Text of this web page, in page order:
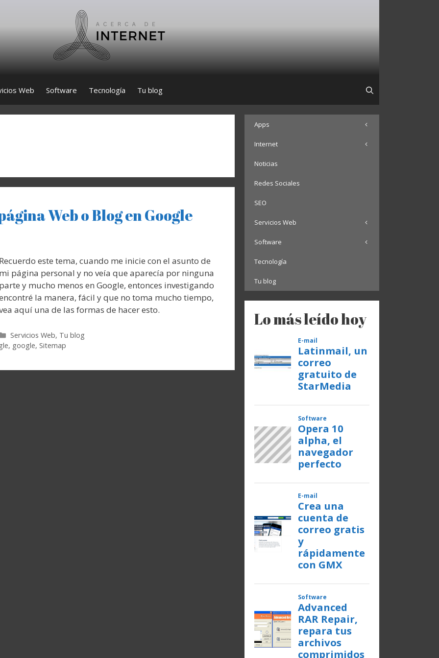
Web Software Tecnología Tu blog
Web o Blog en Google
Recuerdo este tema, cuando me inicie con el asunto de
mi página personal y no veía que aparecía por ninguna
parte y mucho menos en Google, entonces investigando
la manera, fácil y que no toma mucho tiempo,
aquí una de las formas de hacer esto.
Categorías
Servicios Web, Tu blog
, google,Sitemap
Apps
Internet
Noticias
Redes Sociales
SEO
Servicios Web
Software
Tecnología
Tu blog
Lo más leído hoy